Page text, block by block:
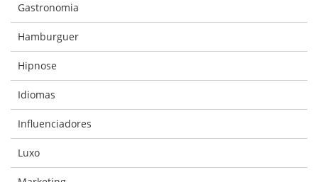
Gastronomia
Hamburguer
Hipnose
Idiomas
Influenciadores
Luxo